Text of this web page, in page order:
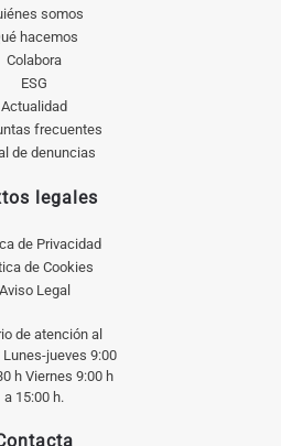
somos
hacemos
Colabora
ESG
Actualidad
frecuentes
de denuncias
legales
de Privacidad
de Cookies
Aviso Legal
de atención al
Lunes-jueves 9:00
h Viernes 9:00 h
a 15:00 h.